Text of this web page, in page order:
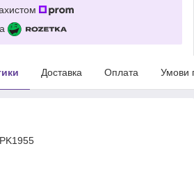
Доставка Оплата Умови